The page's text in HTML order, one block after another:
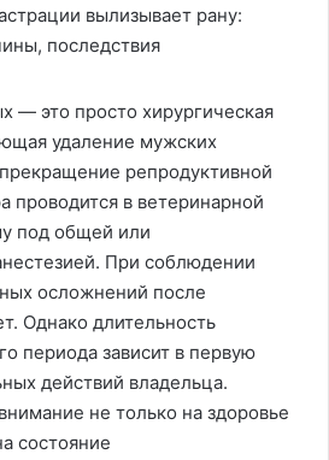
— это просто хирургическая
удаление мужских
репродуктивной
проводится в ветеринарной
под общей или
При соблюдении
осложнений после
Однако длительность
периода зависит в первую
действий владельца.
не только на здоровье
состояние